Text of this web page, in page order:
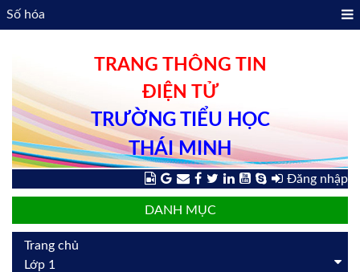
Số hóa
TRANG THÔNG TIN
ĐIỆN TỬ
TRƯỜNG TIỂU HỌC
THÁI MINH
Đăng nhập
DANH MỤC
Trang chủ
Lớp 1